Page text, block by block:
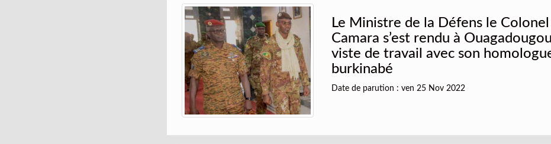
Le Ministre de la Défens le Colonel
Camara s’est rendu à
viste de travail avec son
burkinabé
Date de parution : ven 25 Nov 2022